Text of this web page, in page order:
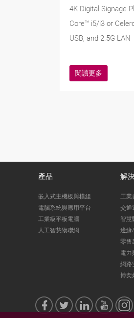
4K Digital Signage
Core™ i5/i3 or
USB, and 2.5G LAN
閱讀更多
產品
嵌入式主機板與模組
電腦系統與應用平台
工業級平板電腦
人工智慧物聯網
解
工業
交通
智慧
邊緣
零售
電力
網路
博奕